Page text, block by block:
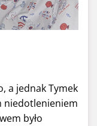
a jednak Tymek
niedotlenieniem
było